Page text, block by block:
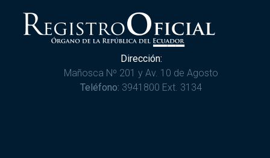
Dirección:
Mañosca Nº 201 y Av. 10 de Agosto
Teléfono: 3941800 Ext. 3134